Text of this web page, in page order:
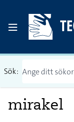
Sök:
mirakel